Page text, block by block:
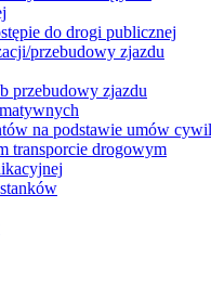
do drogi publicznej
przebudowy zjazdu
przebudowy zjazdu
na podstawie umów
transporcie drogowym